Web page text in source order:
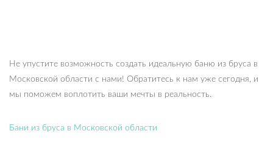
Не упустите возможность создать идеальную баню из бруса в
Московской области с нами! Обратитесь к нам уже сегодня, и
мы поможем воплотить ваши мечты в реальность.
Бани из бруса в Московской области